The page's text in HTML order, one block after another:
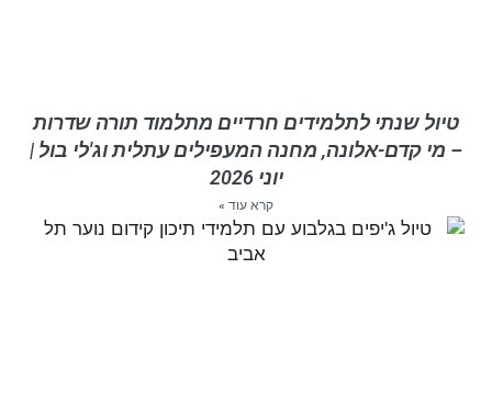
טיול שנתי לתלמידים חרדיים מתלמוד תורה שדרות
– מי קדם-אלונה, מחנה המעפילים עתלית וג'לי בול |
יוני 2026
קרא עוד »